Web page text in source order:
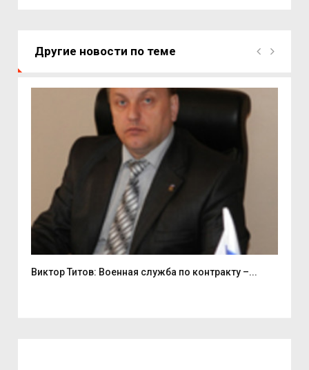
Другие новости по теме
Виктор Титов: Военная служба по контракту –...